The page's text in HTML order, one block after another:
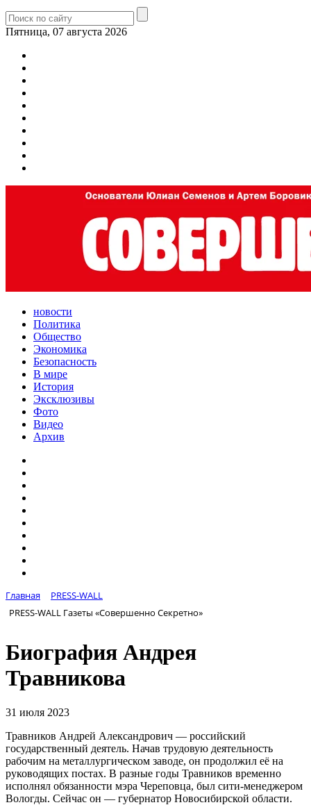
Пятница, 07 августа 2026
новости
Политика
Общество
Экономика
Безопасность
В мире
История
Эксклюзивы
Фото
Видео
Архив
Главная
PRESS-WALL
PRESS-WALL Газеты «Совершенно Секретно»
Биография Андрея
Травникова
31 июля 2023
Травников Андрей Александрович — российский
государственный деятель. Начав трудовую деятельность
рабочим на металлургическом заводе, он продолжил её на
руководящих постах. В разные годы Травников временно
исполнял обязанности мэра Череповца, был сити-менеджером
Вологды. Сейчас он — губернатор Новосибирской области.